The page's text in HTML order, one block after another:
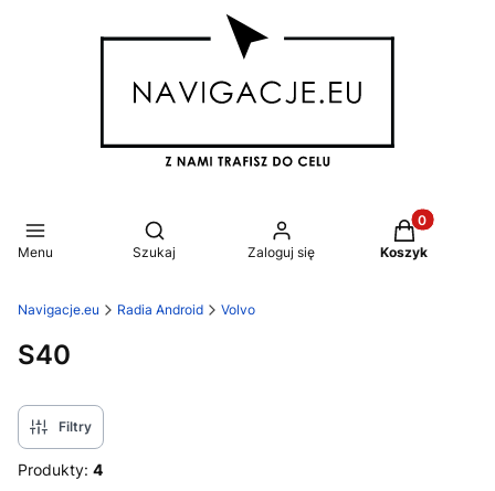
Menu
Otwórz wyszukiwarkę
Szukaj Zaloguj się
Produkty w
Koszyk
Navigacje.eu Radia Android Volvo
S40
Filtry
Produkty: 4